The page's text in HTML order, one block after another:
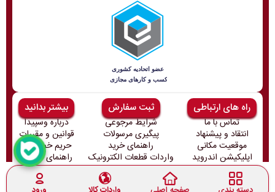
راه های ارتباطی
تماس با ما
انتقاد و پیشنهاد
موقعیت مکانی
اپلیکیشن اندروید
ثبت سفارش
شرایط مرجوعی
پیگیری مرسولات
راهنمای خرید
واردات قطعات الکترونیک
بیشتر بدانید
درباره وسپیدا
قوانین و مقررات
حریم خصوصی
راهنمای ثبت‌نام
تمامی حقوق این سایت متعلق به وسپیدا میباشد و هر گونه کپی برداری